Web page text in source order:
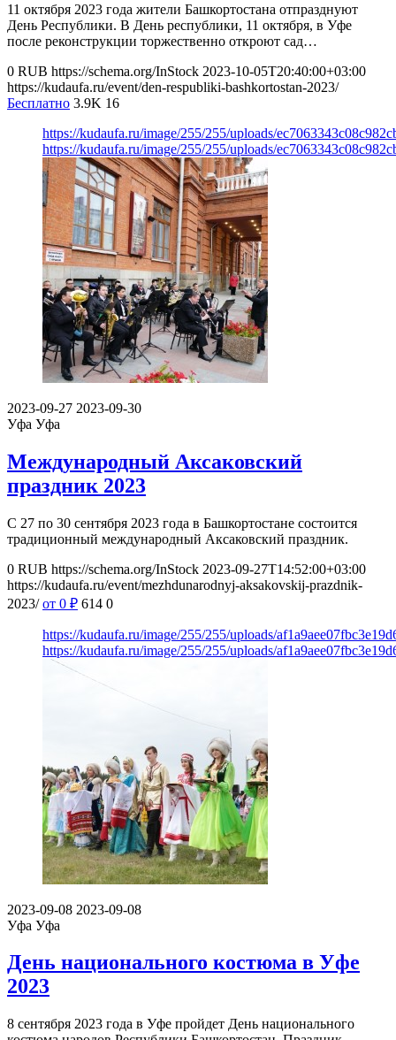
11 октября 2023 года жители Башкортостана отпразднуют
День Республики. В День республики, 11 октября, в Уфе
после реконструкции торжественно откроют сад…
0 RUB https://schema.org/InStock 2023-10-05T20:40:00+03:00
https://kudaufa.ru/event/den-respubliki-bashkortostan-2023/
Бесплатно 3.9K 16
https://kudaufa.ru/image/255/255/uploads/
https://kudaufa.ru/image/255/255/uploads/
2023-09-27 2023-09-30
Уфа Уфа
Международный Аксаковский
праздник 2023
С 27 по 30 сентября 2023 года в Башкортостане состоится
традиционный международный Аксаковский праздник.
0 RUB https://schema.org/InStock 2023-09-27T14:52:00+03:00
https://kudaufa.ru/event/mezhdunarodnyj-aksakovskij-prazdnik-
2023/ от 0 ₽ 614 0
https://kudaufa.ru/image/255/255/uploads/
https://kudaufa.ru/image/255/255/uploads/
2023-09-08 2023-09-08
Уфа Уфа
День национального костюма в Уфе
2023
8 сентября 2023 года в Уфе пройдет День национального